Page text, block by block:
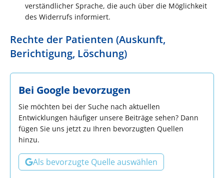
verständlicher Sprache, die auch über die Möglichkeit
des Widerrufs informiert.
Rechte der Patienten (Auskunft,
Berichtigung, Löschung)
Bei Google bevorzugen
Sie möchten bei der Suche nach aktuellen
Entwicklungen häufiger unsere Beiträge sehen? Dann
fügen Sie uns jetzt zu Ihren bevorzugten Quellen
hinzu.
Als bevorzugte Quelle auswählen